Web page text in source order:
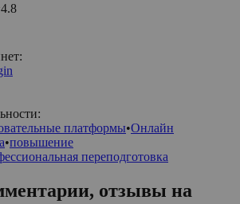
платформы•Онлайн
•повышение
переподготовка
отзывы на